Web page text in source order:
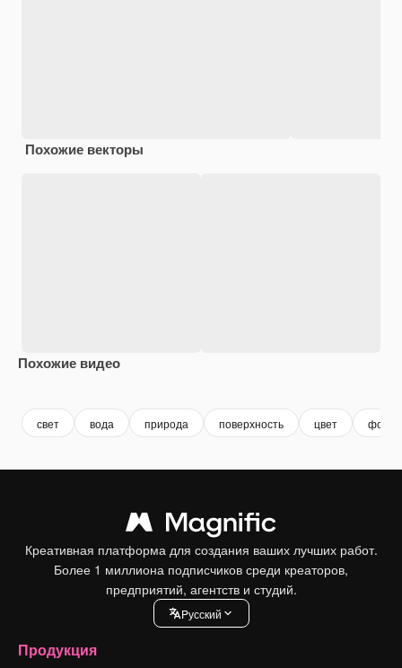
Похожие векторы
Похожие видео
свет вода природа поверхность цвет фон
Креативная платформа для создания ваших лучших работ.
Более 1 миллиона подписчиков среди креаторов,
предприятий, агентств и студий.
Pусский
Продукция